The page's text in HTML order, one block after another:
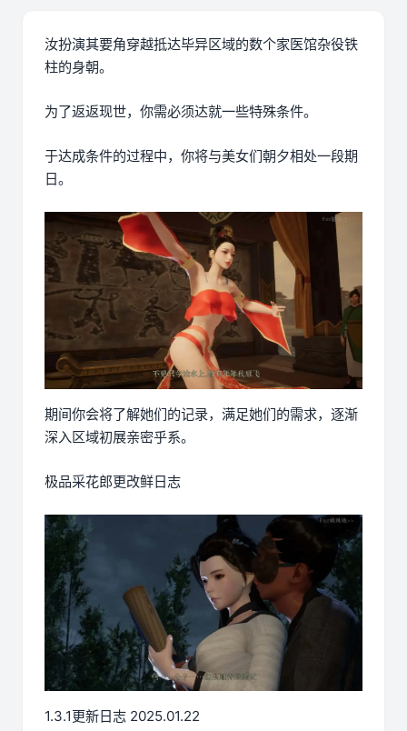
汝扮演其要角穿越抵达毕异区域的数个家医馆杂役铁
柱的身朝。
为了返返现世，你需必须达就一些特殊条件。
于达成条件的过程中， 你将与美女们朝夕相处一段期
日。
期间你会将了解她们的记录，满足她们的需求，逐渐
深入区域初展亲密乎系。
极品采花郎更改鲜日志
1.3.1更新日志 2025.01.22